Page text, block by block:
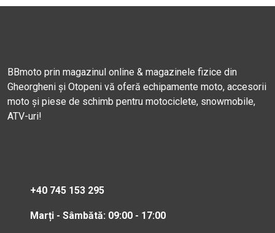
BBmoto prin magazinul online & magazinele fizice din
Gheorgheni și Otopeni vă oferă echipamente moto, accesorii
moto și piese de schimb pentru motociclete, snowmobile,
ATV-uri!
+40 745 153 295
Marți - Sâmbătă: 09:00 - 17:00